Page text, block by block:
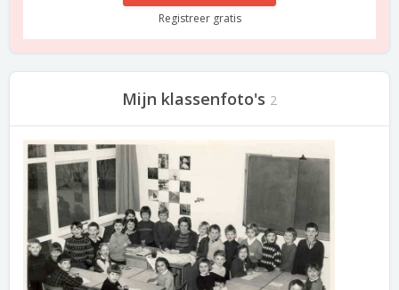
Registreer gratis
Mijn klassenfoto's 2